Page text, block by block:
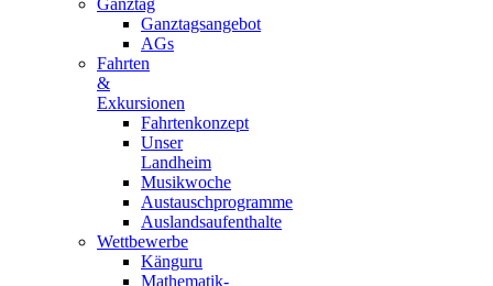
Ganztag
Ganztagsangebot
AGs
Fahrten
&
Exkursionen
Fahrtenkonzept
Unser
Landheim
Musikwoche
Austauschprogramme
Auslandsaufenthalte
Wettbewerbe
Känguru
Mathematik-